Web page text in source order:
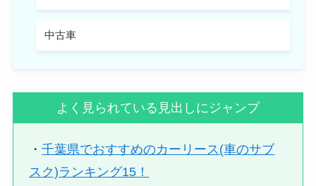
中古車
よく見られている見出しにジャンプ
・千葉県でおすすめのカーリース(車のサブ
スク)ランキング15！